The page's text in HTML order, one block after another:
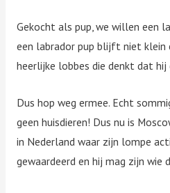
Gekocht als pup, we willen een
een labrador pup blijft niet
heerlijke lobbes die denkt dat hij
Dus hop weg ermee. Echt
geen huisdieren! Dus nu is
in Nederland waar zijn lompe
gewaardeerd en hij mag zijn wie